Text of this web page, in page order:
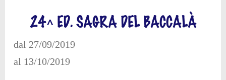
24^ ED. SAGRA DEL BACCALÀ
dal 27/09/2019
al 13/10/2019